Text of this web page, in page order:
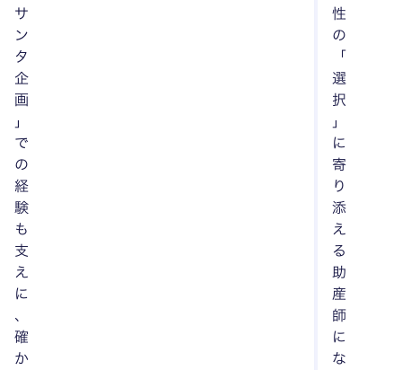
サ
ン
タ
企
画
」
で
の
経
験
も
支
え
に
、
確
か
性
の
「
選
択
」
に
寄
り
添
え
る
助
産
師
に
な